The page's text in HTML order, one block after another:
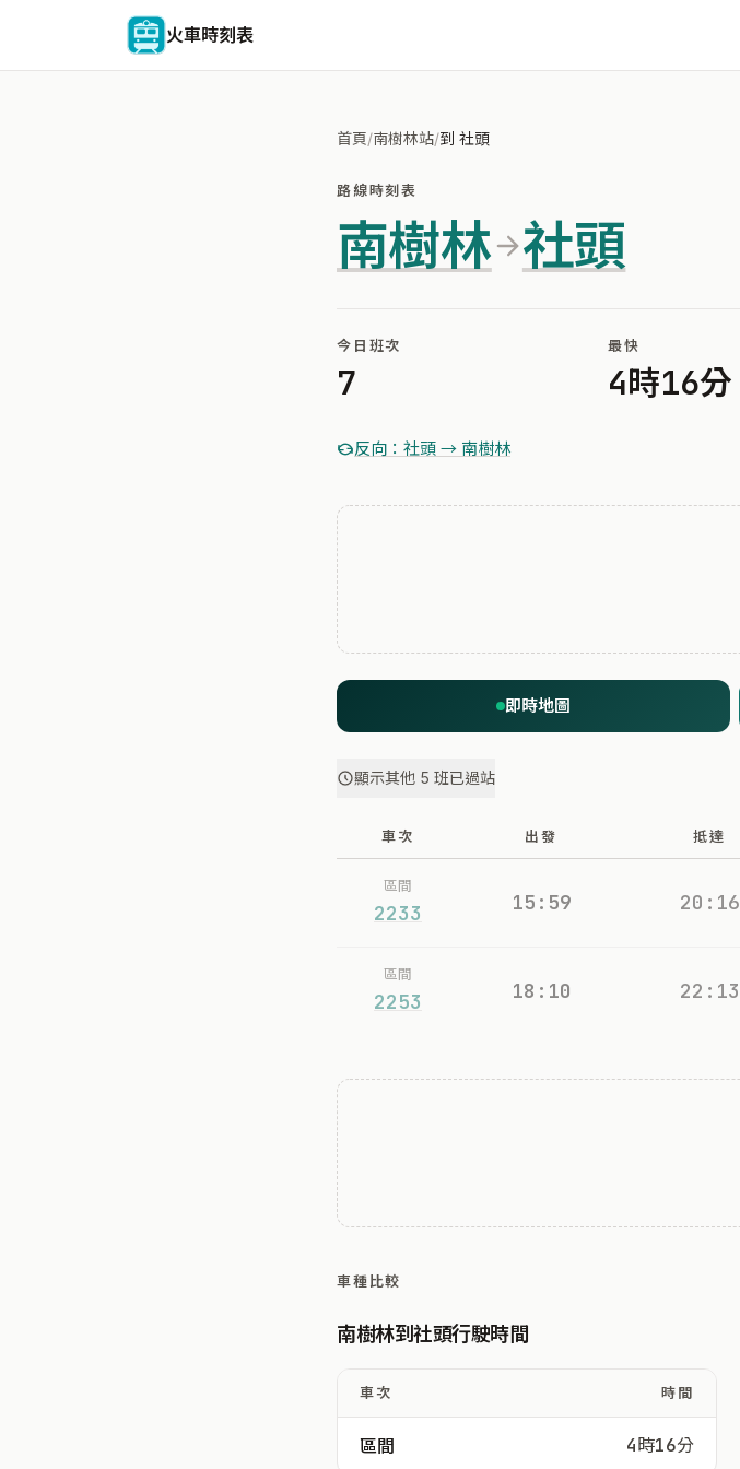
火車時刻表
首頁/南樹林站/到 社頭
路線時刻表
南樹林 社頭
今日班次
7
最快
4時16分
反向：社頭 → 南樹林
即時地圖
顯示其他 5 班已過站
車次 出發 抵達
區間
2233 15:59 20:16
區間
2253 18:10 22:13
車種比較
南樹林到社頭行駛時間
車次 時間
區間 4時16分